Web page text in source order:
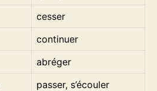
cesser
continuer
abréger
passer, s’écouler